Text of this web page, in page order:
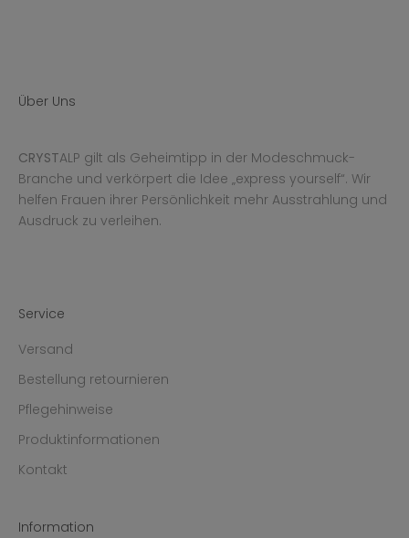
Über Uns
CRYSTALP gilt als Geheimtipp in der Modeschmuck-
Branche und verkörpert die Idee „express yourself“. Wir
helfen Frauen ihrer Persönlichkeit mehr Ausstrahlung und
Ausdruck zu verleihen.
Service
Versand
Bestellung retournieren
Pflegehinweise
Produktinformationen
Kontakt
Information